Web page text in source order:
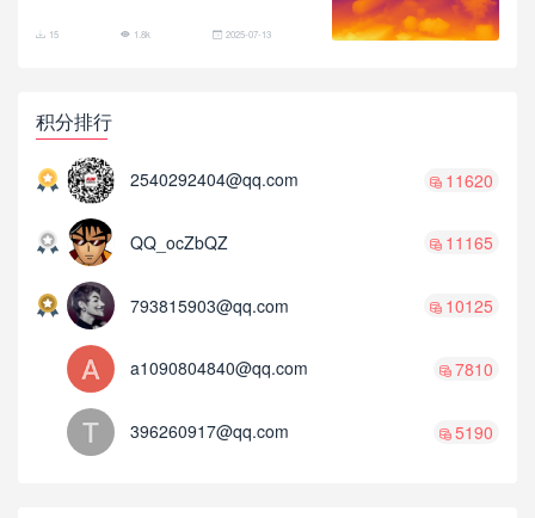
15 1.8k 2025-07-13
积分排行
2540292404@qq.com 11620
QQ_ocZbQZ 11165
793815903@qq.com 10125
a1090804840@qq.com 7810
396260917@qq.com 5190